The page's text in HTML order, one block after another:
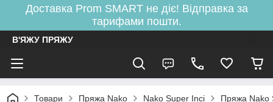
Доставка Prom SMART не діє! Відправка за
тарифами пошти.
В'ЯЖУ ПРЯЖУ
Товари Пряжа Nako Nako Super Inci Пряжа Nako